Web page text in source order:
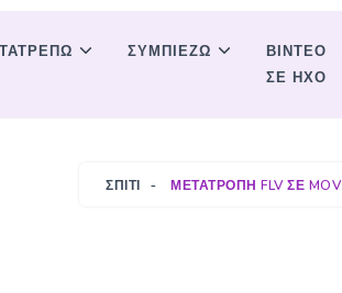
ΣΥΜΠΙΈΖΩ
ΒΊΝΤΕΟ
ΣΕ ΉΧΟ
ΣΠΊΤΙ ΜΕΤΑΤΡΟΠΉ FLV ΣΕ MOV